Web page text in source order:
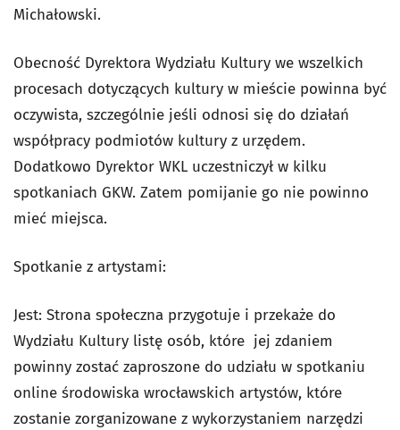
Michałowski.
Obecność Dyrektora Wydziału Kultury we wszelkich
procesach dotyczących kultury w mieście powinna być
oczywista, szczególnie jeśli odnosi się do działań
współpracy podmiotów kultury z urzędem.
Dodatkowo Dyrektor WKL uczestniczył w kilku
spotkaniach GKW. Zatem pomijanie go nie powinno
mieć miejsca.
Spotkanie z artystami:
Jest: Strona społeczna przygotuje i przekaże do
Wydziału Kultury listę osób, które jej zdaniem
powinny zostać zaproszone do udziału w spotkaniu
online środowiska wrocławskich artystów, które
zostanie zorganizowane z wykorzystaniem narzędzi